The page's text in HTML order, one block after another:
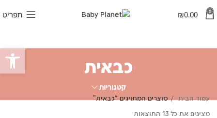
0
₪0.00 תפריט
כבאית
קטגוריות
עמוד הבית
מוצרים המתויגים “כבאית”
מציגים את כל ⁦13⁩ התוצאות
פתח